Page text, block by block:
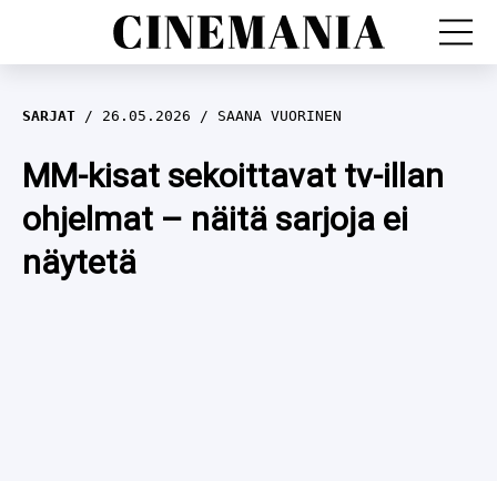
LEFFAT
SARJAT
TV
LEFFAHERKUT
SARJAT 26.05.2026 SAANA VUORINEN
MM-kisat sekoittavat tv-illan
ohjelmat – näitä sarjoja ei
näytetä